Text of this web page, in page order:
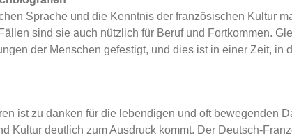
Sprache und die Kenntnis der französischen Kultur
sind sie auch nützlich für Beruf und Fortkommen.
der Menschen gefestigt, und dies ist in einer Zeit,
ist zu danken für die lebendigen und oft bewegenden
Kultur deutlich zum Ausdruck kommt. Der Deutsch-